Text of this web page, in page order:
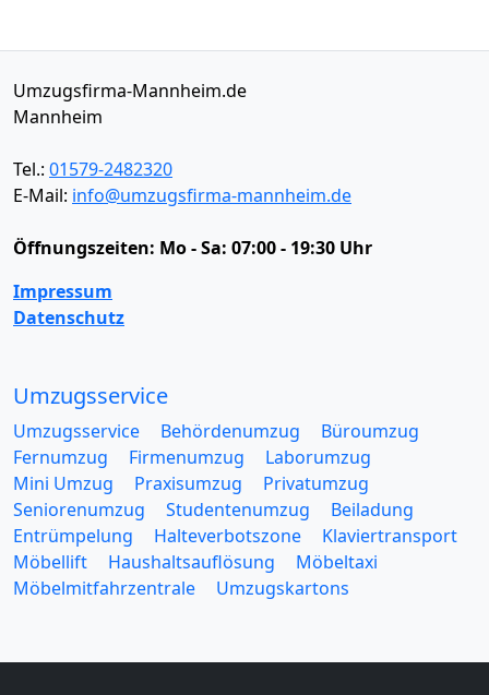
Umzugsfirma-Mannheim.de
Mannheim
Tel.: 01579-2482320
E-Mail: info@umzugsfirma-mannheim.de
Öffnungszeiten: Mo - Sa: 07:00 - 19:30 Uhr
Impressum
Datenschutz
Umzugsservice
Umzugsservice Behördenumzug
Büroumzug
Fernumzug
Firmenumzug
Laborumzug
Mini Umzug
Praxisumzug
Privatumzug
Seniorenumzug
Studentenumzug
Beiladung
Entrümpelung
Halteverbotszone
Klaviertransport
Möbellift
Haushaltsauflösung
Möbeltaxi
Möbelmitfahrzentrale
Umzugskartons